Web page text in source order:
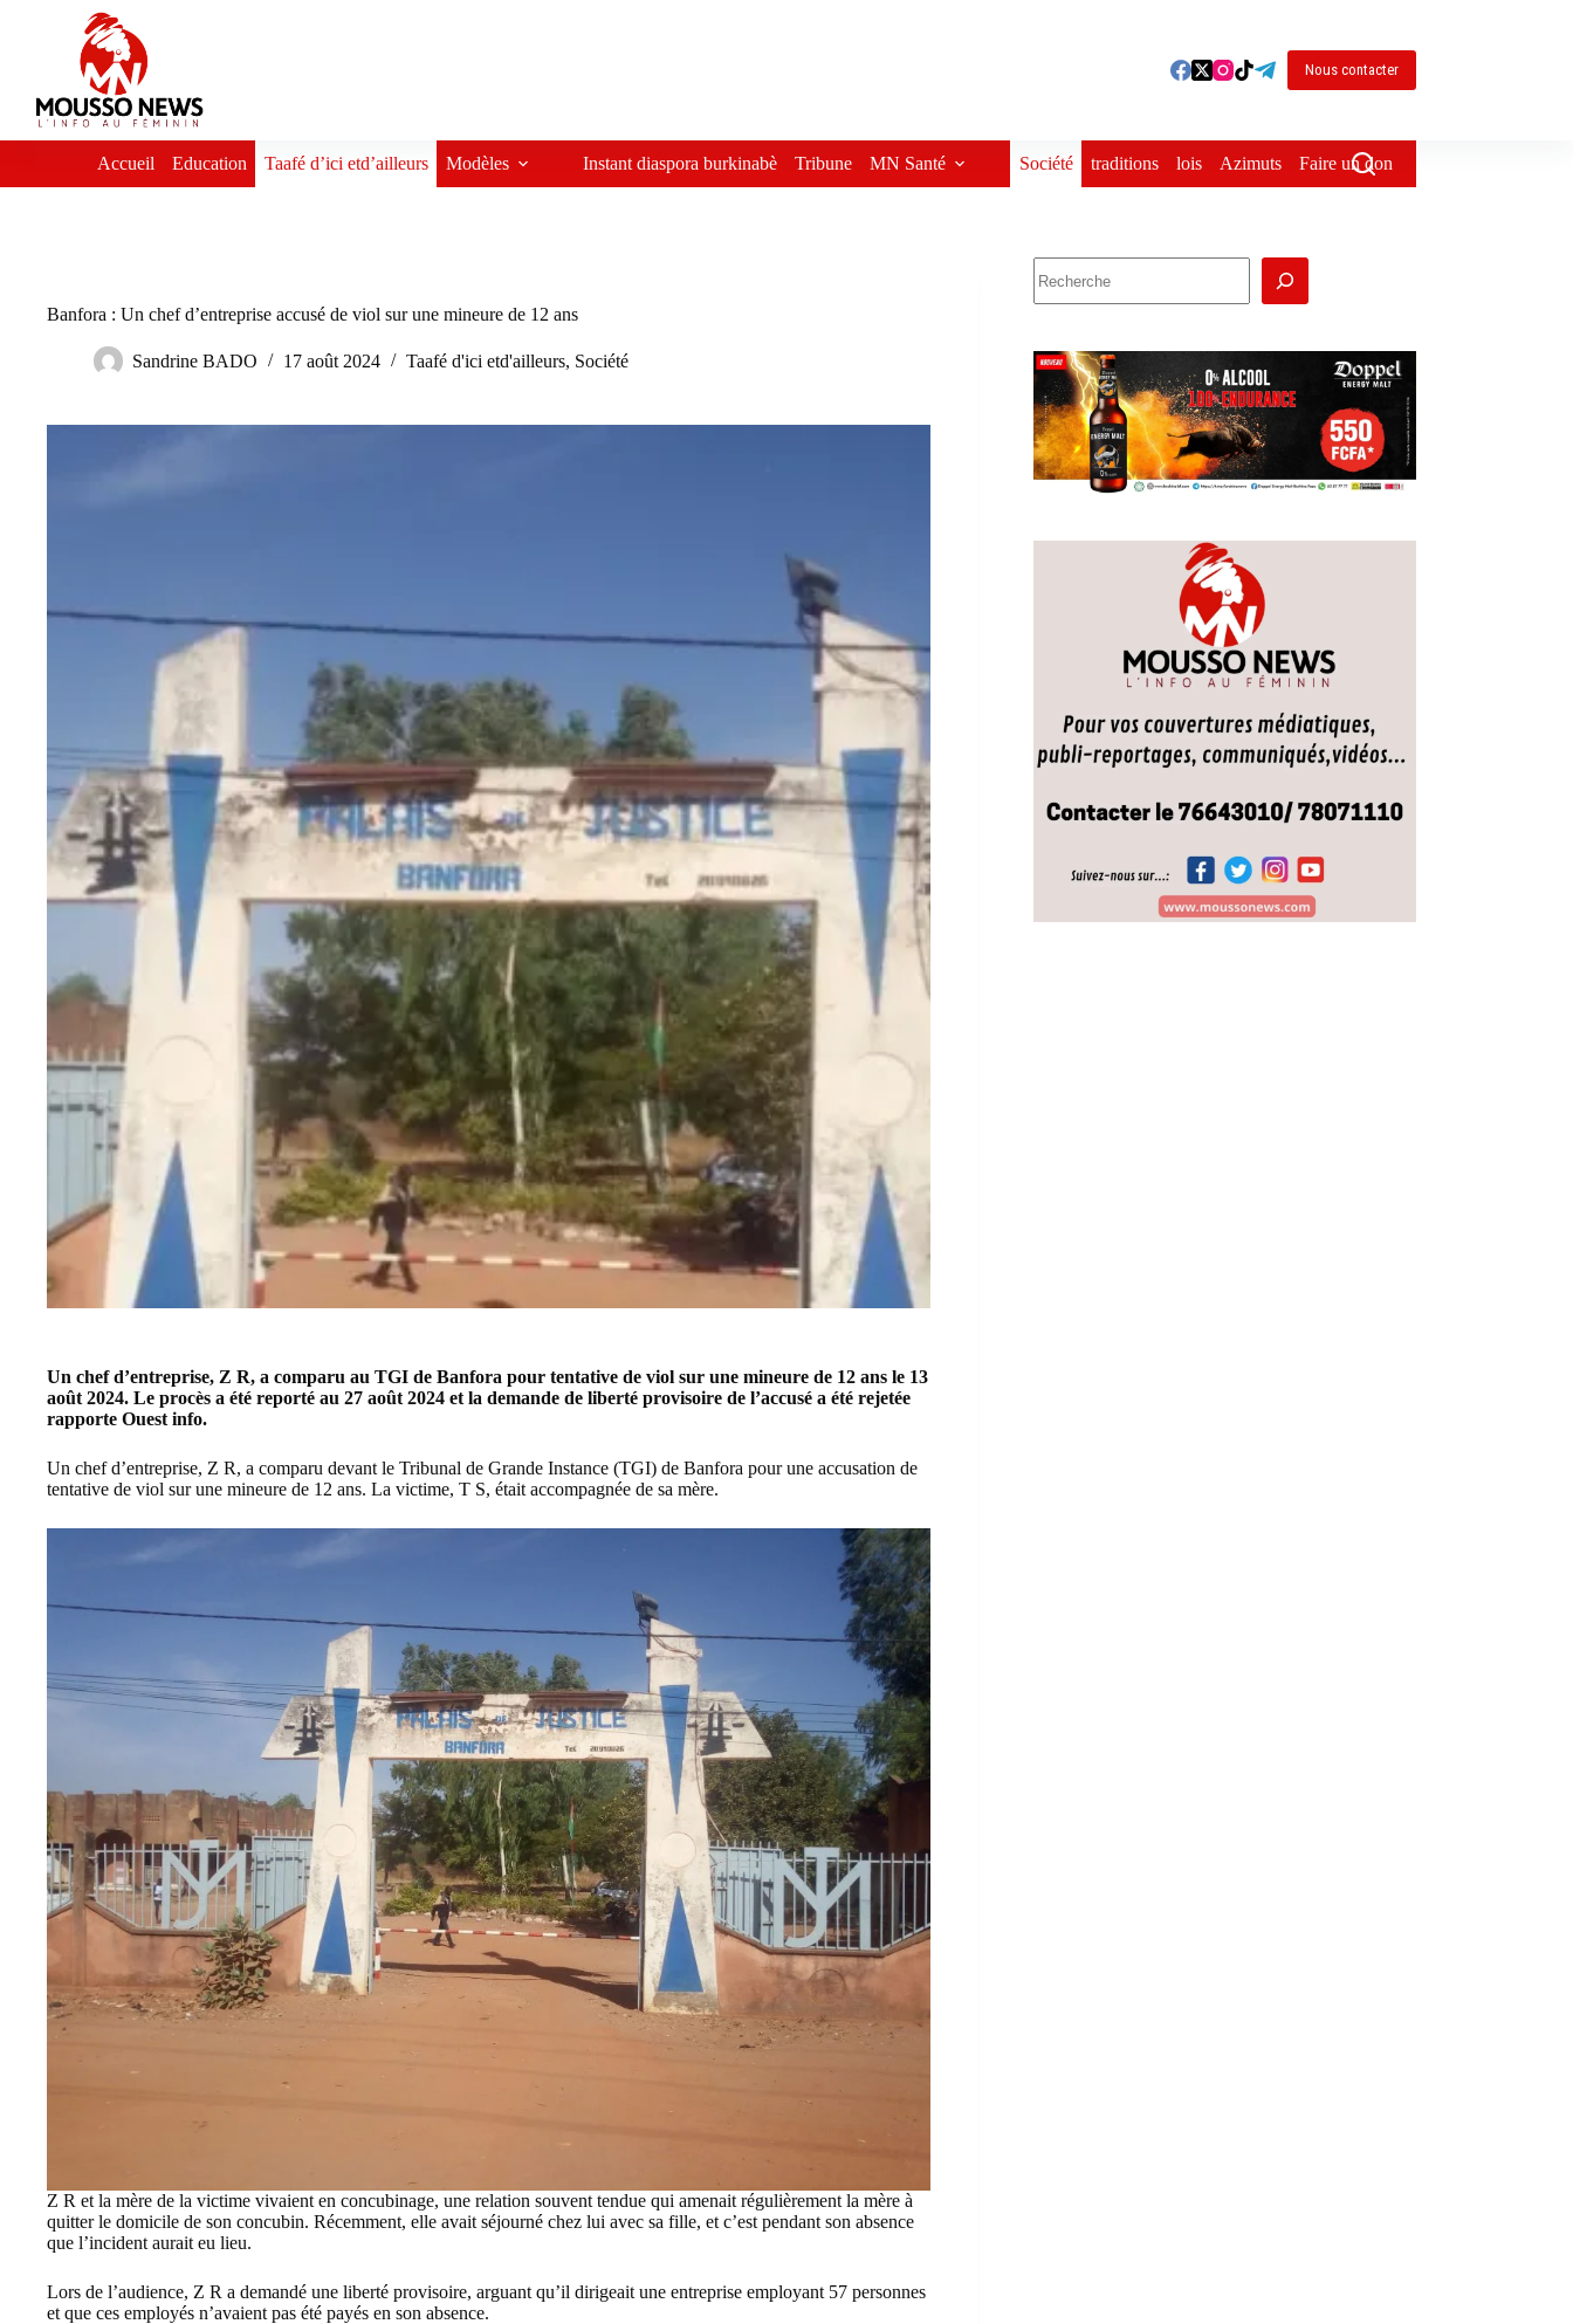
Nous contacter
Accueil Education Taafé d’ici etd’ailleurs Modèles Instant diaspora burkinabè Tribune MN Santé Société traditions lois Azimuts Faire un don
Banfora : Un chef d’entreprise accusé de viol sur une mineure de 12 ans
Sandrine BADO 17 août 2024 Taafé d'ici etd'ailleurs, Société
Un chef d’entreprise, Z R, a comparu au TGI de Banfora pour tentative de viol sur une mineure de 12 ans le 13
août 2024. Le procès a été reporté au 27 août 2024 et la demande de liberté provisoire de l’accusé a été rejetée
rapporte Ouest info.
Un chef d’entreprise, Z R, a comparu devant le Tribunal de Grande Instance (TGI) de Banfora pour une accusation de
tentative de viol sur une mineure de 12 ans. La victime, T S, était accompagnée de sa mère.
Z R et la mère de la victime vivaient en concubinage, une relation souvent tendue qui amenait régulièrement la mère à
quitter le domicile de son concubin. Récemment, elle avait séjourné chez lui avec sa fille, et c’est pendant son absence
que l’incident aurait eu lieu.
Lors de l’audience, Z R a demandé une liberté provisoire, arguant qu’il dirigeait une entreprise employant 57 personnes
et que ces employés n’avaient pas été payés en son absence.